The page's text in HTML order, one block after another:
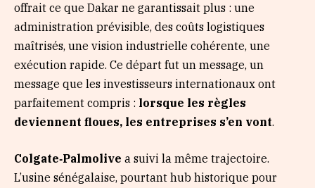
offrait ce que Dakar ne garantissait plus : une
administration prévisible, des coûts logistiques
maîtrisés, une vision industrielle cohérente, une
exécution rapide. Ce départ fut un message, un
message que les investisseurs internationaux ont
parfaitement compris : lorsque les règles
deviennent floues, les entreprises s’en vont.
Colgate‑Palmolive a suivi la même trajectoire.
L’usine sénégalaise, pourtant hub historique pour